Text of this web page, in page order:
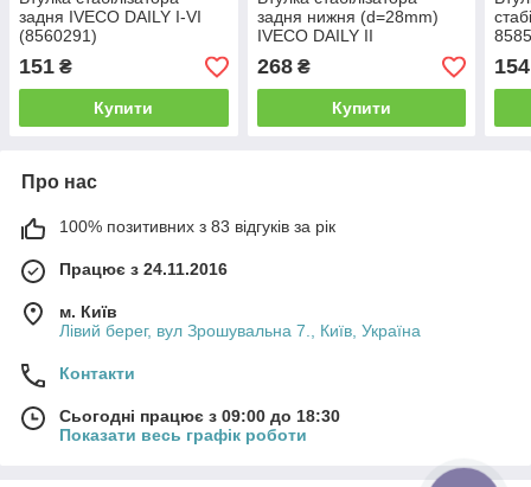
задня IVECO DAILY I-VI
(8560291)
151 ₴
Купити
задня нижня (d=28mm)
IVECO DAILY II
(2585.00/93814618) Lema
268₴
Купити
154
Про нас
100% позитивних з 83 відгуків за рік
Працює з 24.11.2016
м. Київ
Лівий берег, вул Зрошувальна 7., Київ, Україна
Контакти
Сьогодні працює з 09:00 до 18:30
Показати весь графік роботи